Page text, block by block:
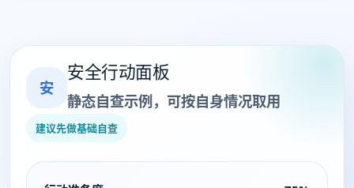
安
安全行动面板
静态自查示例，可按自身情况取用
建议先做基础自查